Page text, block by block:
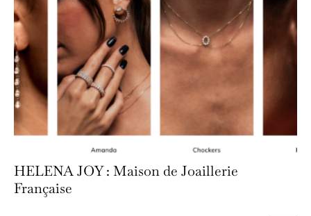
HELENA JOY : Maison de Joaillerie
Française